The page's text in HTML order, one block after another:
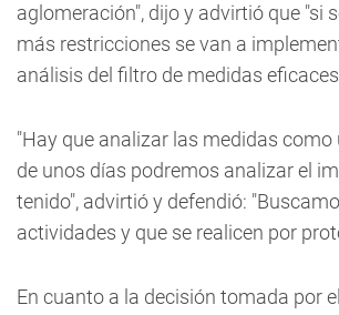
aglomeración", dijo y advirtió que "si
más restricciones se van a
análisis del filtro de medidas
"Hay que analizar las medidas como
de unos días podremos analizar el
tenido", advirtió y defendió:
actividades y que se realicen por
En cuanto a la decisión tomada por